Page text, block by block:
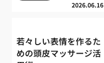
2026.06.16
若々しい表情を作るた
めの頭皮マッサージ活